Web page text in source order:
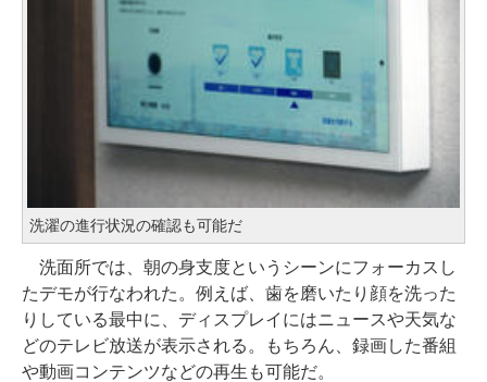
洗濯の進行状況の確認も可能だ
洗面所では、朝の身支度というシーンにフォーカスし
たデモが行なわれた。例えば、歯を磨いたり顔を洗った
りしている最中に、ディスプレイにはニュースや天気な
どのテレビ放送が表示される。もちろん、録画した番組
や動画コンテンツなどの再生も可能だ。